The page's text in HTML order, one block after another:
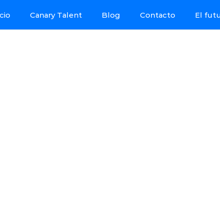
Canary Talent Blog Contacto El